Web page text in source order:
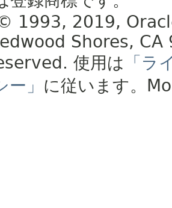
1993, 2019,
Shores, CA
使用は 「ラ
」 に従います。